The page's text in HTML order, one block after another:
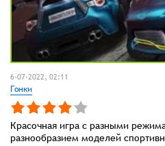
6-07-2022, 02:11
Гонки
Красочная игра с разными
разнообразием моделей